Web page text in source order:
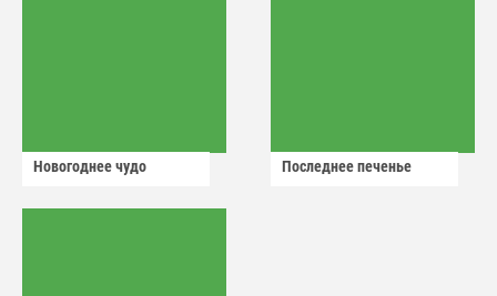
Новогоднее чудо Последнее печенье